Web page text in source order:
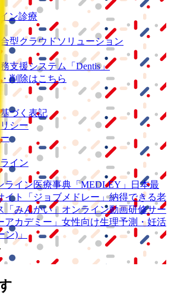
ン診療
型クラウドソリューション
支援システム
「Dentis」
削除はこちら
づく表記
シー
イン
ライン医療事典 「MEDLEY」
日本最
イト 「ジョブメドレー」納得できる老
「みんかい」 オンライン動画研修サー
アカデミー」 女性向け生理予測・妊活
ン)」